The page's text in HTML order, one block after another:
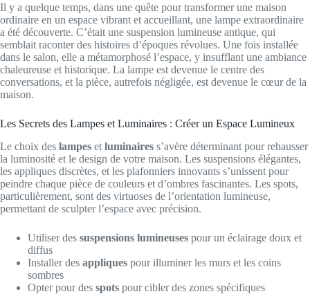
Il y a quelque temps, dans une quête pour transformer une maison
ordinaire en un espace vibrant et accueillant, une lampe extraordinaire
a été découverte. C’était une suspension lumineuse antique, qui
semblait raconter des histoires d’époques révolues. Une fois installée
dans le salon, elle a métamorphosé l’espace, y insufflant une ambiance
chaleureuse et historique. La lampe est devenue le centre des
conversations, et la pièce, autrefois négligée, est devenue le cœur de la
maison.
Les Secrets des Lampes et Luminaires : Créer un Espace Lumineux
Le choix des lampes et luminaires s’avère déterminant pour rehausser
la luminosité et le design de votre maison. Les suspensions élégantes,
les appliques discrètes, et les plafonniers innovants s’unissent pour
peindre chaque pièce de couleurs et d’ombres fascinantes. Les spots,
particulièrement, sont des virtuoses de l’orientation lumineuse,
permettant de sculpter l’espace avec précision.
Utiliser des suspensions lumineuses pour un éclairage doux et
diffus
Installer des appliques pour illuminer les murs et les coins
sombres
Opter pour des spots pour cibler des zones spécifiques